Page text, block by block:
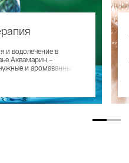
и водолечение в
Аквамарин –
и аромаванны